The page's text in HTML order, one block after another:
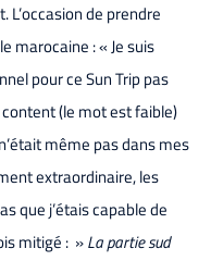
de prendre
marocaine : « Je suis
pour ce Sun Trip pas
(le mot est faible)
même pas dans mes
extraordinaire, les
que j’étais capable de
mitigé : »La partie sud